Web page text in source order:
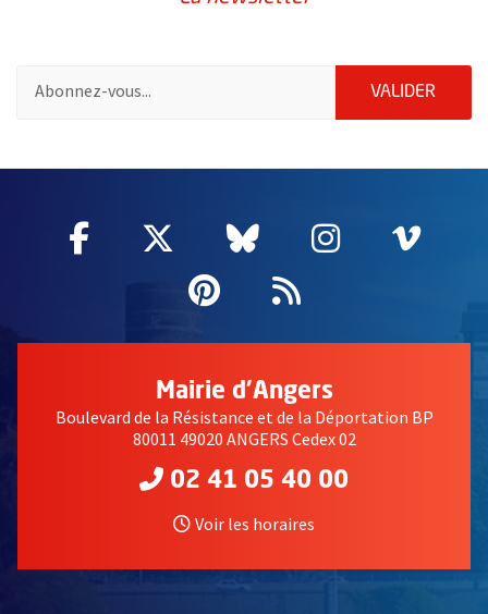
VALIDER
Facebook
, Ouvre une nouvelle fenêtre
Twitter
, Ouvre une nouvelle
Bluesky
, Ouvre une
Instagram
, Ouvre
,
Pinterest
, Ouvre une
Flux RSS
Mairie d'Angers
Boulevard de la Résistance et de la Déportation BP
80011 49020 ANGERS Cedex 02
02 41 05 40 00
Voir les horaires